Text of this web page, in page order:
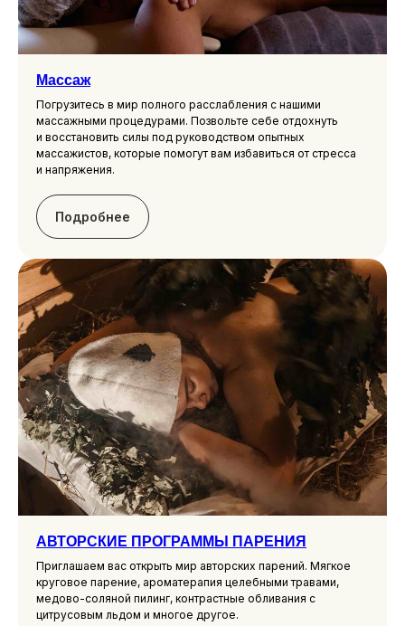
Массаж
Погрузитесь в мир полного расслабления с нашими
массажными процедурами. Позвольте себе отдохнуть
и восстановить силы под руководством опытных
массажистов, которые помогут вам избавиться от стресса
и напряжения.
Подробнее
АВТОРСКИЕ ПРОГРАММЫ ПАРЕНИЯ
Приглашаем вас открыть мир авторских парений. Мягкое
круговое парение, ароматерапия целебными травами,
медово-соляной пилинг, контрастные обливания с
цитрусовым льдом и многое другое.
АКЦИИ
ЗАБРОНИРОВАТЬ
АРЕНДА ДЕТСКОГО КЛУБА И